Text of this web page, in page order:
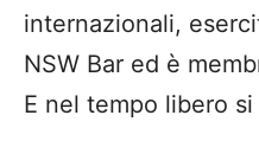
internazionali,
NSW Bar ed è
E nel tempo libero